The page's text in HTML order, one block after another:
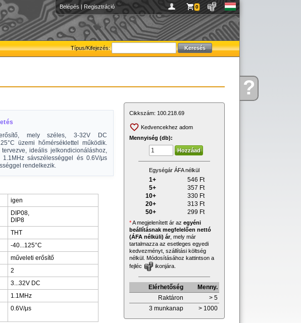
Kérdése?
Belépés | Regisztráció 0
Típus/Kifejezés:
mely széles, 3-32V DC
üzemi hőmérséklettel működik.
ideális jelkondicionáláshoz,
sávszélességgel és 0.6V/μs
rendelkezik.
igen
DIP08,
DIP8
THT
-40...125°C
műveleti erősítő
2
3...32V DC
1.1MHz
0.6V/μs
Cikkszám: 100.218.69
Kedvencekhez adom
Mennyiség (db):
Egységár ÁFA nélkül
1+ 546 Ft
5+
357 Ft
10+
330 Ft
20+
313 Ft
50+
299 Ft
*A megjelenített ár az egyéni
beállításnak megfelelően nettó
(ÁFA nélküli) ár, mely már
tartalmazza az esetleges egyedi
kedvezményt, szállítási költség
nélkül. Módosításához kattintson a
fejléc
ikonjára.
Elérhetőség
Menny.
Raktáron
> 5
3 munkanap
> 1000